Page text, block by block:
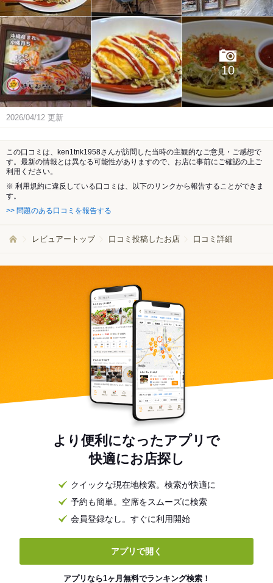
10
2026/04/12 更新
この口コミは、ken1tnk1958さんが訪問した当時の主観的なご意見・ご感想で
す。最新の情報とは異なる可能性がありますので、お店に事前にご確認の上ご
利用ください。
※ 利用規約に違反している口コミは、以下のリンクから報告することができま
す。
>> 問題のある口コミを報告する
レビュアートップ 口コミ投稿したお店 口コミ詳細
より便利になったアプリで
快適にお店探し
クイックな現在地検索。検索が快適に
予約も簡単。空席をスムーズに検索
会員登録なし。すぐに利用開始
アプリで開く
アプリなら1ヶ月無料でランキング検索！